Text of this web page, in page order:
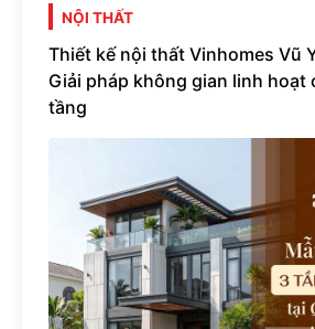
NỘI THẤT
Thiết kế nội thất Vinhomes Vũ
Giải pháp không gian linh hoạt
tầng